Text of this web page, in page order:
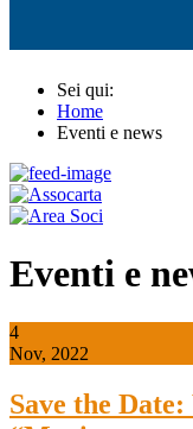
Sei qui:
Home
Eventi e news
Eventi e
4
Nov, 2022
Save the